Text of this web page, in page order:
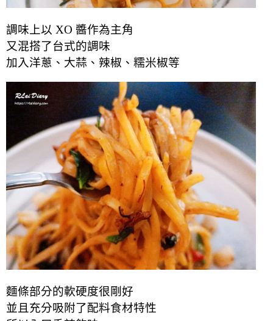
調味上以 XO 醬作為主角
又混搭了台式的調味
加入洋蔥、大蒜、辣椒、糯米椒等
麵條部分的軟硬度很剛好
並且充分吸附了配料食材特性